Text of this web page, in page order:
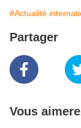
#Actualité
Partager
Vous